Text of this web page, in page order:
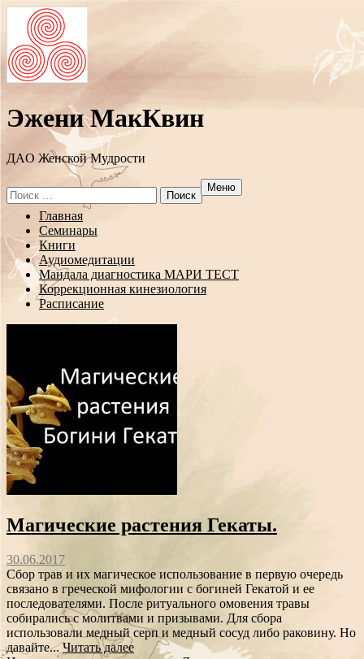
Эжени МакКвин
ДAO Женской Мудрости
Search
for:
Меню
Перейти
содержанию
Главная
Семинары
Книги
Аудиомедитации
Мандала диагностика МАРИ ТЕСТ
Коррекционная кинезиология
Расписание
Магические растения Гекаты.
30.06.2017
Сбор трав и их магическое использование в первую очередь
связано в греческой мифологии с богиней Гекатой и ее
последователями. После ритуального омовения травы
собирались с молитвами и призывами. Для сбора
использовали медный серп и медный сосуд либо раковину. Но
давайте...Читать далее